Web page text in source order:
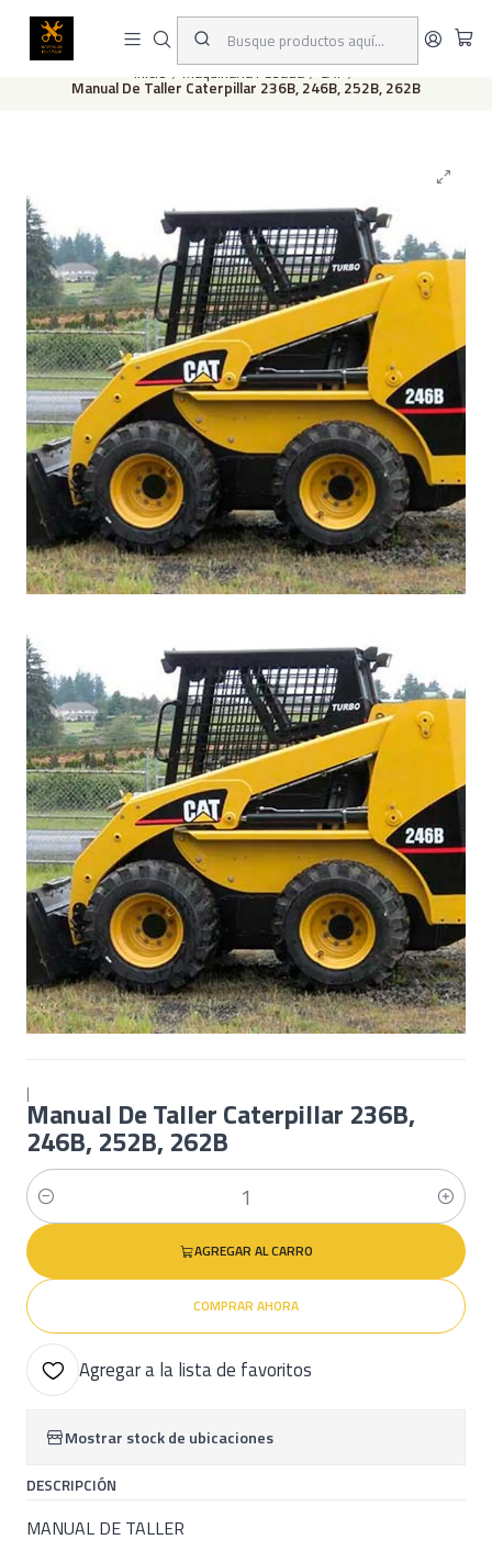
Este es el texto del slide
Inicio Maquinaria Pesada CAT
Manual De Taller Caterpillar 236B, 246B, 252B, 262B
|
Manual De Taller Caterpillar 236B,
246B, 252B, 262B
Cantidad
AGREGAR AL CARRO
COMPRAR AHORA
Agregar a la lista de favoritos
Mostrar stock de ubicaciones
DESCRIPCIÓN
MANUAL DE TALLER